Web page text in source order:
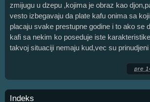
zmijugu u dzepu ,kojima je obraz kao
vesto izbegavaju da plate kafu onima sa
placaju svake prestupne godine i to ako se
kafi sa nekim ko poseduje iste
takvoj situaciji nemaju kud,vec su
pre
Indeks